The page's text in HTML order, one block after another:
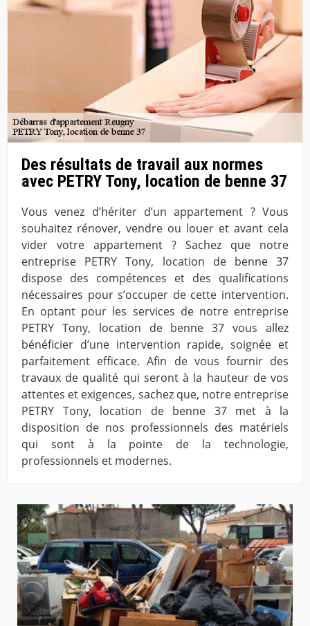
Des résultats de travail aux normes
avec PETRY Tony, location de benne 37
Vous venez d’hériter d’un appartement ? Vous
souhaitez rénover, vendre ou louer et avant cela
vider votre appartement ? Sachez que notre
entreprise PETRY Tony, location de benne 37
dispose des compétences et des qualifications
nécessaires pour s’occuper de cette intervention.
En optant pour les services de notre entreprise
PETRY Tony, location de benne 37 vous allez
bénéficier d’une intervention rapide, soignée et
parfaitement efficace. Afin de vous fournir des
travaux de qualité qui seront à la hauteur de vos
attentes et exigences, sachez que, notre entreprise
PETRY Tony, location de benne 37 met à la
disposition de nos professionnels des matériels
qui sont à la pointe de la technologie,
professionnels et modernes.